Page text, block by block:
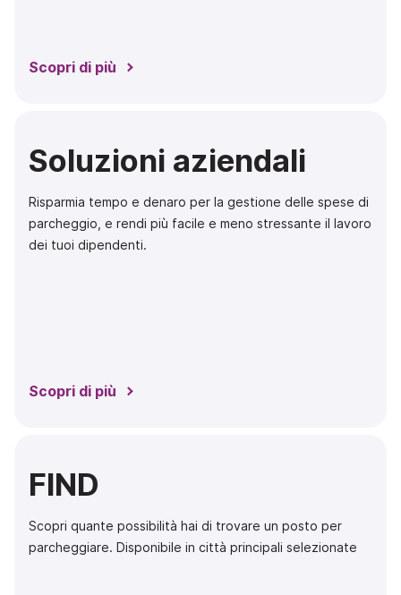
Scopri di più
Soluzioni aziendali
Risparmia tempo e denaro per la gestione delle spese di
parcheggio, e rendi più facile e meno stressante il lavoro
dei tuoi dipendenti.
Scopri di più
FIND
Scopri quante possibilità hai di trovare un posto per
parcheggiare. Disponibile in città principali selezionate